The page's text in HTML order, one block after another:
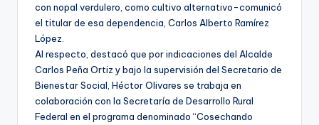
con nopal verdulero, como cultivo alternativo-comunicó
el titular de esa dependencia, Carlos Alberto Ramírez
López.
Al respecto, destacó que por indicaciones del Alcalde
Carlos Peña Ortiz y bajo la supervisión del Secretario de
Bienestar Social, Héctor Olivares se trabaja en
colaboración con la Secretaría de Desarrollo Rural
Federal en el programa denominado “Cosechando